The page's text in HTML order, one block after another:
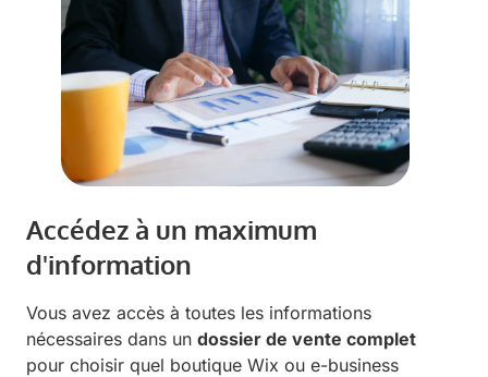
Accédez à un maximum
d'information
Vous avez accès à toutes les informations
nécessaires dans un dossier de vente complet
pour choisir quel boutique Wix ou e-business